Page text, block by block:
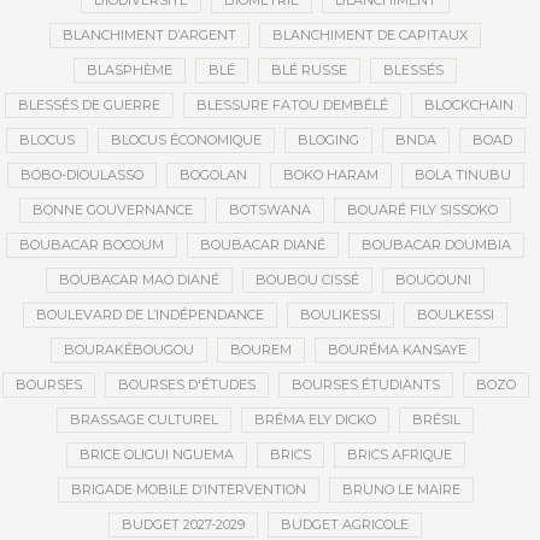
BLANCHIMENT D’ARGENT BLANCHIMENT DE CAPITAUX
BLASPHÈME BLÉ BLÉ RUSSE BLESSÉS
BLESSÉS DE GUERRE BLESSURE FATOU DEMBÉLÉ BLOCKCHAIN
BLOCUS BLOCUS ÉCONOMIQUE BLOGING BNDA BOAD
BOBO-DIOULASSO BOGOLAN BOKO HARAM BOLA TINUBU
BONNE GOUVERNANCE BOTSWANA BOUARÉ FILY SISSOKO
BOUBACAR BOCOUM BOUBACAR DIANÉ BOUBACAR DOUMBIA
BOUBACAR MAO DIANÉ BOUBOU CISSÉ BOUGOUNI
BOULEVARD DE L’INDÉPENDANCE BOULIKESSI BOULKESSI
BOURAKÉBOUGOU BOUREM BOURÉMA KANSAYE
BOURSES BOURSES D'ÉTUDES BOURSES ÉTUDIANTS BOZO
BRASSAGE CULTUREL BRÉMA ELY DICKO BRÉSIL
BRICE OLIGUI NGUEMA BRICS BRICS AFRIQUE
BRIGADE MOBILE D’INTERVENTION BRUNO LE MAIRE
BUDGET 2027-2029 BUDGET AGRICOLE